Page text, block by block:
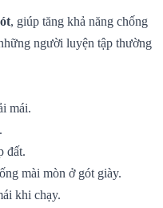
, giúp tăng khả năng chống
người luyện tập thường
mái.
đất.
mài mòn ở gót giày.
khi chạy.